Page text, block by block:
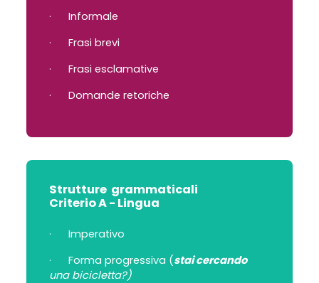
·Informale
·Frasi brevi
·Frasi esclamative
·Domande retoriche
Strutture grammaticali
Criterio A - Lingua
·Imperativo
·Forma progressiva (stai cercando
una bicicletta?)